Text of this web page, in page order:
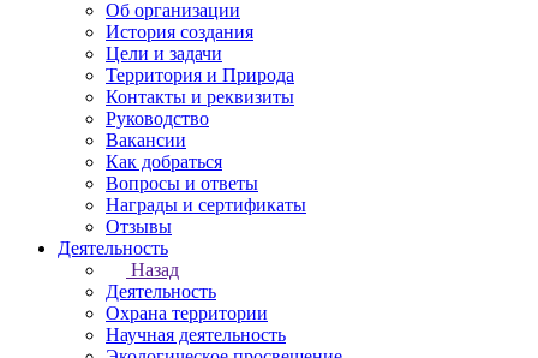
Об организации
История создания
Цели и задачи
Территория и Природа
Контакты и реквизиты
Руководство
Вакансии
Как добраться
Вопросы и ответы
Награды и сертификаты
Отзывы
Деятельность
Назад
Деятельность
Охрана территории
Научная деятельность